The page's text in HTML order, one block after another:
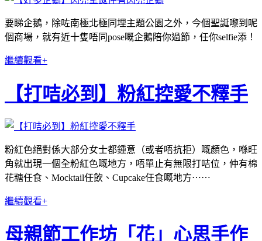
要睇企鵝，除咗南極北極同埋主題公園之外，今個聖誕嚟到呢
個商場，就有近十隻唔同pose嘅企鵝陪你過節，任你selfie添！
繼續觀看+
【打咭必到】粉紅控愛不釋手
粉紅色絕對係大部分女士都鍾意（或者唔抗拒）嘅顏色，喺旺
角就出現一個全粉紅色嘅地方，唔單止有無限打咭位，仲有棉
花糖任食、Mocktail任飲、Cupcake任食嘅地方⋯⋯
繼續觀看+
母親節工作坊「花」心思手作